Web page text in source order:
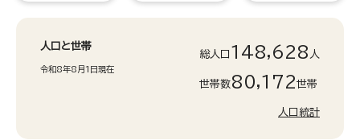
人口と世帯
令和8年8月1日現在
総人口 148,628 人
世帯数80,172世帯
人口統計